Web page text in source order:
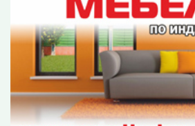
Служба информации "ГП"
Фото:СБ
Поделиться: